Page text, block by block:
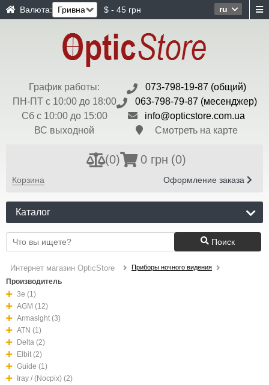
ru
Валюта: $ - 45 грн
График работы:
ПН-ПТ с 10:00 до 18:00
Сб с 10:00 до 15:00
ВС выходной
073-798-19-87 (общий)
063-798-79-87 (месенджер)
info@opticstore.com.ua
Смотреть на карте
(0) 0 грн (0)
Корзина Оформление заказа
Каталог
Поиск
Интернет магазин OpticStore Приборы ночного видения
Производитель
3e (1)
AGM (12)
Armasight (3)
ATN (1)
Delta (2)
Elbit (2)
Guide (1)
Iray / (Nocpix) (2)